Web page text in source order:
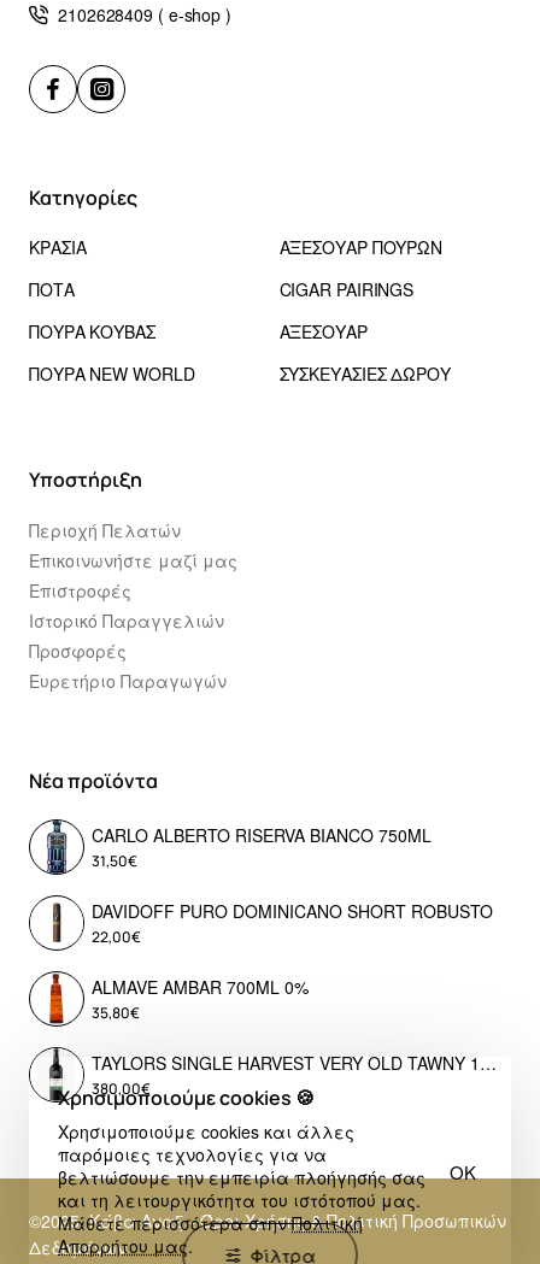
Χρησιμοποιούμε cookies 🍪
Χρησιμοποιούμε cookies και άλλες
παρόμοιες τεχνολογίες για να
βελτιώσουμε την εμπειρία πλοήγησής σας
και τη λειτουργικότητα του ιστότοπού μας.
Μάθετε περισσότερα στηνΠολιτική
Απορρήτου μας.
OK
2102628409 ( e-shop )
Κατηγορίες
ΚΡΑΣΙΑ
ΠΟΤΑ
ΠΟΥΡΑ ΚΟΥΒΑΣ
ΠΟΥΡΑ NEW WORLD
ΑΞΕΣΟΥΑΡ ΠΟΥΡΩΝ
CIGAR PAIRINGS
ΑΞΕΣΟΥΑΡ
ΣΥΣΚΕΥΑΣΙΕΣ ΔΩΡΟΥ
Υποστήριξη
Περιοχή Πελατών
Επικοινωνήστε μαζί μας
Επιστροφές
Ιστορικό Παραγγελιών
Προσφορές
Ευρετήριο Παραγωγών
Νέα προϊόντα
CARLO ALBERTO RISERVA BIANCO 750ML
31,50€
DAVIDOFF PURO DOMINICANO SHORT ROBUSTO
22,00€
ALMAVE AMBAR 700ML 0%
35,80€
TAYLORS SINGLE HARVEST VERY OLD TAWNY 1976 LIMITED EDITION
380,00€
©2025, Κάβα Αναξ - Όροι Χρήσης & Πολιτική Προσωπικών
Δεδομένων
Φίλτρα